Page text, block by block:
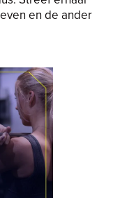
en de ander